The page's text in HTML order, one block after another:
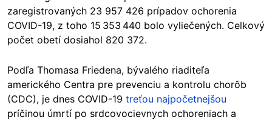
zaregistrovaných 23 957 426 prípadov ochorenia
COVID-19, z toho 15 353 440 bolo vyliečených. Celkový
počet obetí dosiahol 820 372.
Podľa Thomasa Friedena, bývalého riaditeľa
amerického Centra pre prevenciu a kontrolu chorôb
(CDC), je dnes COVID-19 treťou najpočetnejšou
príčinou úmrtí po srdcovocievnych ochoreniach a